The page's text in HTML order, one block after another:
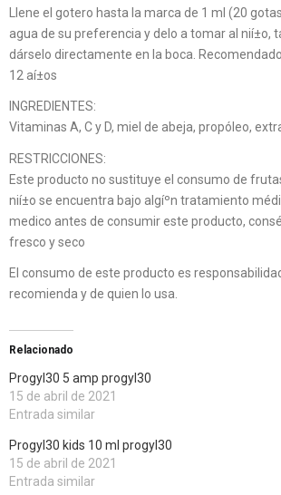
Llene el gotero hasta la marca de 1 ml (20
agua de su preferencia y delo a tomar al nií±o,
dárselo directamente en la boca.
12 aí±os
INGREDIENTES:
Vitaminas A, C y D, miel de abeja, propóleo,
RESTRICCIONES:
Este producto no sustituye el consumo de
nií±o se encuentra bajo algí­ºn tratamiento
medico antes de consumir este producto,
fresco y seco
El consumo de este producto es
recomienda y de quien lo usa.
Relacionado
Progyl30 5 amp progyl30
15 de abril de 2021
Entrada similar
Progyl30 kids 10 ml progyl30
15 de abril de 2021
Entrada similar